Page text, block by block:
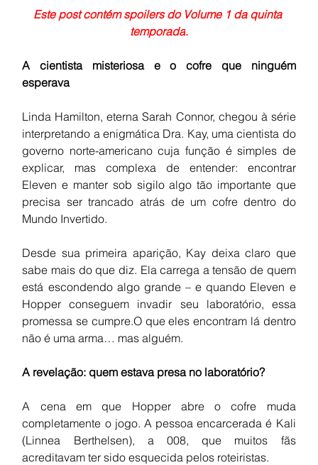
Este post contém spoilers do Volume 1 da quinta
temporada.
A cientista misteriosa e o cofre que ninguém
esperava
Linda Hamilton, eterna Sarah Connor, chegou à série
interpretando a enigmática Dra. Kay, uma cientista do
governo norte-americano cuja função é simples de
explicar, mas complexa de entender: encontrar
Eleven e manter sob sigilo algo tão importante que
precisa ser trancado atrás de um cofre dentro do
Mundo Invertido.
Desde sua primeira aparição, Kay deixa claro que
sabe mais do que diz. Ela carrega a tensão de quem
está escondendo algo grande – e quando Eleven e
Hopper conseguem invadir seu laboratório, essa
promessa se cumpre.O que eles encontram lá dentro
não é uma arma… mas alguém.
A revelação: quem estava presa no laboratório?
A cena em que Hopper abre o cofre muda
completamente o jogo. A pessoa encarcerada é Kali
(Linnea Berthelsen), a 008, que muitos fãs
acreditavam ter sido esquecida pelos roteiristas.